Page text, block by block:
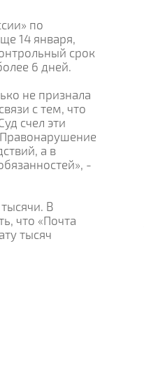
по
14 января,
срок
6 дней.
не признала
с тем, что
счел эти
а в
-
В
что «Почта
тысяч